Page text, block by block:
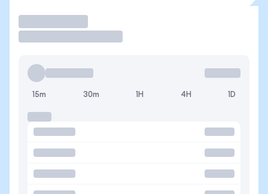
15m 30m 1H 4H 1D